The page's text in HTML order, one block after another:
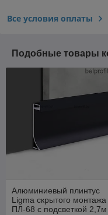
Все условия оплаты
Подобные товары
Алюминиевый плинтус
Ligma скрытого монтажа
ПЛ-68 с подсветкой 2,7м